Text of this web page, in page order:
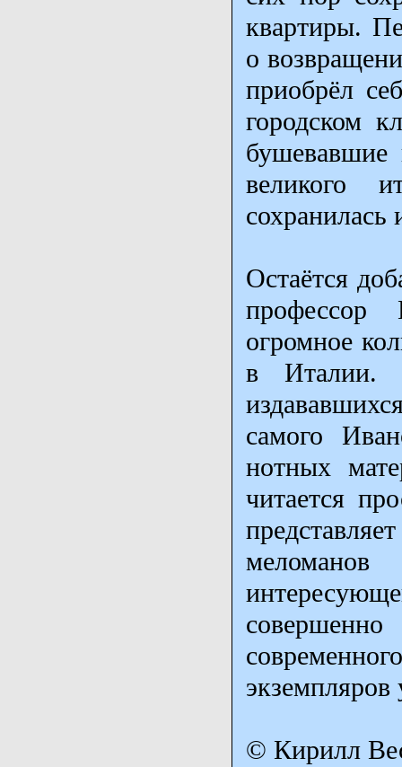
квартиры.
о
приобрёл
городском
бушевавшие
великого
Остаётся
профессор
огромное
в Италии.
самого
нотных
читается
экземпляров
© Кирилл